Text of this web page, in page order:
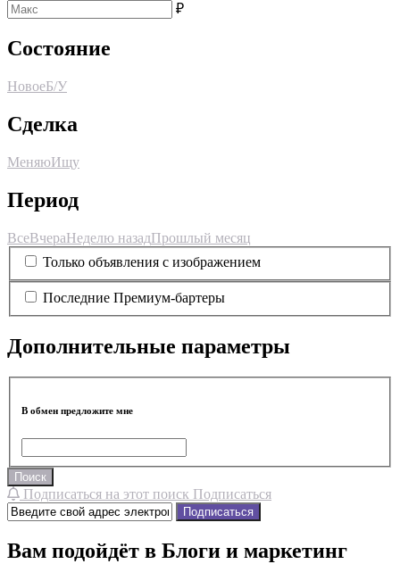
₽
Состояние
НовоеБ/У
Сделка
МеняюИщу
Период
ВсеВчераНеделю назадПрошлый месяц
Только объявления с изображением
Последние Премиум-бартеры
Дополнительные параметры
В обмен предложите мне
Поиск
Подписаться на этот поиск Подписаться
Подписаться
Вам подойдёт в Блоги и маркетинг